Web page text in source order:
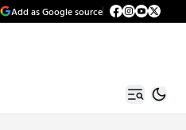
Add as Google source